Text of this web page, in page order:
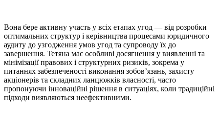
Вона бере активну участь у всіх етапах угод — від розробки
оптимальних структур і керівництва процесами юридичного
аудиту до узгодження умов угод та супроводу їх до
завершення. Тетяна має особливі досягнення у виявленні та
мінімізації правових і структурних ризиків, зокрема у
питаннях забезпеченості виконання зобов’язань, захисту
акціонерів та складних ланцюжків власності, часто
пропонуючи інноваційні рішення в ситуаціях, коли традиційні
підходи виявляються неефективними.